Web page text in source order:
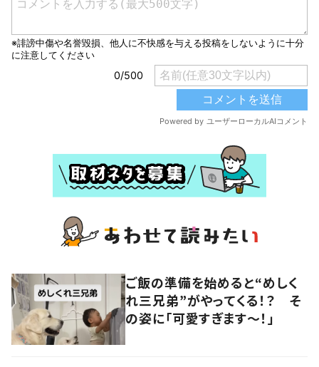
ご飯の準備を始めると“めしく
れ三兄弟”がやってくる！？ そ
の姿に「可愛すぎます〜！」